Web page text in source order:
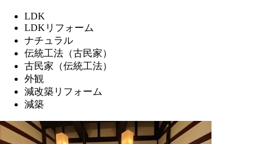
LDK
LDKリフォーム
ナチュラル
伝統工法（古民家）
古民家（伝統工法）
外観
減改築リフォーム
減築